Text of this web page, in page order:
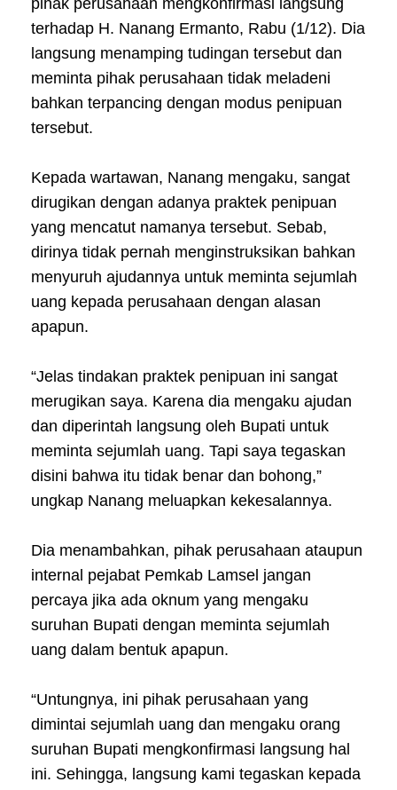
terhadap H. Nanang Ermanto, Rabu (1/12). Dia
langsung menamping tudingan tersebut dan
meminta pihak perusahaan tidak meladeni
bahkan terpancing dengan modus penipuan
tersebut.
Kepada wartawan, Nanang mengaku, sangat
dirugikan dengan adanya praktek penipuan
yang mencatut namanya tersebut. Sebab,
dirinya tidak pernah menginstruksikan bahkan
menyuruh ajudannya untuk meminta sejumlah
uang kepada perusahaan dengan alasan
apapun.
“Jelas tindakan praktek penipuan ini sangat
merugikan saya. Karena dia mengaku ajudan
dan diperintah langsung oleh Bupati untuk
meminta sejumlah uang. Tapi saya tegaskan
disini bahwa itu tidak benar dan bohong,”
ungkap Nanang meluapkan kekesalannya.
Dia menambahkan, pihak perusahaan ataupun
internal pejabat Pemkab Lamsel jangan
percaya jika ada oknum yang mengaku
suruhan Bupati dengan meminta sejumlah
uang dalam bentuk apapun.
“Untungnya, ini pihak perusahaan yang
dimintai sejumlah uang dan mengaku orang
suruhan Bupati mengkonfirmasi langsung hal
ini. Sehingga, langsung kami tegaskan kepada